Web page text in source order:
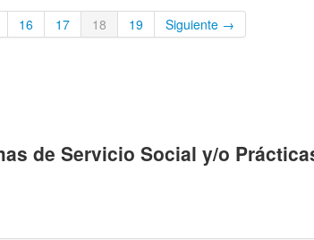
16 17 18 19 Siguiente →
de Servicio Social y/o